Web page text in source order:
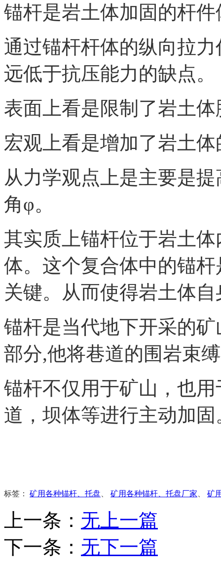
锚杆是岩土体加固的杆
通过锚杆杆体的纵向拉
远低于抗压能力的缺点。
表面上看是限制了岩土
宏观上看是增加了岩土
从力学观点上是主要是
角φ。
其实质上锚杆位于岩土
体。这个复合体中的锚
关键。从而使得岩土体
锚杆是当代地下开采的
部分,他将巷道的围岩束
锚杆不仅用于矿山，也
道，坝体等进行主动加固
标签： 矿用各种锚杆、托盘 矿用各种锚杆、托盘厂家 矿
上一条： 无上一篇
下一条： 无下一篇